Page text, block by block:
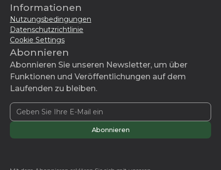
Informationen
Nutzungsbedingungen
Datenschutzrichtlinie
Cookie Settings
Abonnieren
Abonnieren Sie unseren Newsletter, um über
Funktionen und Veröffentlichungen auf dem
Laufenden zu bleiben.